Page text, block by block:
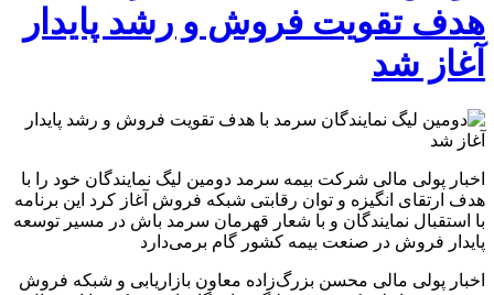
با
و
رشد
آغاز
شد
هدف تقویت فروش و رشد پایدار
آغاز شد
اخبار پولی مالی شرکت بیمه سرمد دومین لیگ نمایندگان خود را با
هدف ارتقای انگیزه و توان رقابتی شبکه فروش آغاز کرد این برنامه
با استقبال نمایندگان و با شعار قهرمان سرمد باش در مسیر توسعه
پایدار فروش در صنعت بیمه کشور گام برمی‌دارد
اخبار پولی مالی محسن بزرگ‌زاده معاون بازاریابی و شبکه فروش